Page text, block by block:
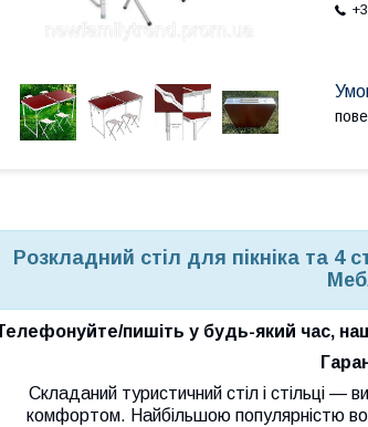
Розкладний стіл для пікніка та 4
пишіть у будь-який час,
Складаний туристичний стіл і стільці —
комфортом. Найбільшою популярністю